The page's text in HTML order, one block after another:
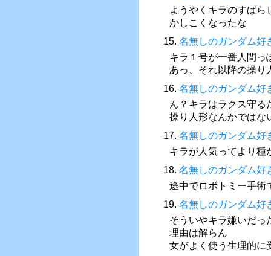
ようやくキラのすばら
かしこくなったな
15. 名無しのガンダム好
キラ１号が一番人間っ
あっ、それ以降の操り
16. 名無しのガンダム好
ん？キラはラクス守る
操り人形なんかではな
17. 名無しのガンダム好
キラが人気ってより種
18. 名無しのガンダム好
途中でロボトミー手術
19. 名無しのガンダム好
そういやキラ嫌いだっ
理由は解らん
女がよく使う生理的に